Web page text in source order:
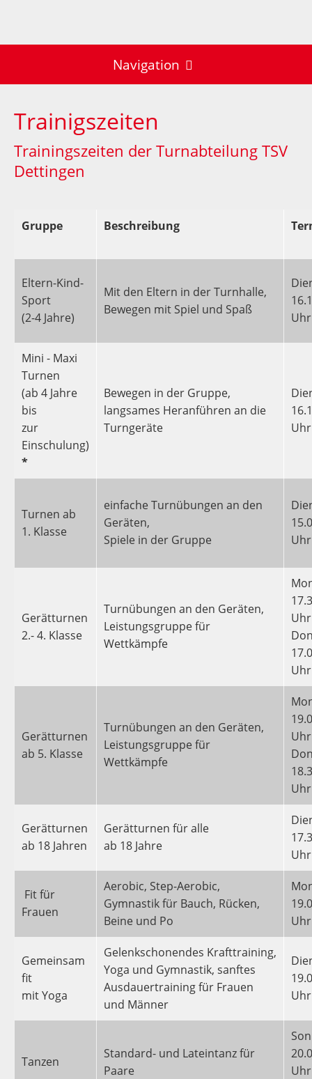
Navigation
Verein
Vorstand
Geschäftsstelle
Abteilungen
Turnen
Trainigszeiten
Sportkurse
Impressum
Trainigszeiten
Trainingszeiten der Turnabteilung TSV
Dettingen
Gruppe Beschreibung
Eltern-Kind-
Sport
(2-4 Jahre)
Mit den Eltern in der Turnhalle,
Bewegen mit Spiel und Spaß
Uhr
Mini - Maxi
Turnen
(ab 4 Jahre
bis
zur
Einschulung)
*
Bewegen in der Gruppe,
langsames Heranführen an die
Turngeräte
Uhr
Turnen ab
1. Klasse
einfache Turnübungen an den
Geräten,
Spiele in der Gruppe
Uhr
Gerätturnen
2.- 4. Klasse
Turnübungen an den Geräten,
Leistungsgruppe für
Wettkämpfe
Uhr
Uhr
Gerätturnen
ab 5. Klasse
Turnübungen an den Geräten,
Leistungsgruppe für
Wettkämpfe
Uhr
Uhr
Gerätturnen
ab 18 Jahren
Gerätturnen für alle
ab 18 Jahre
Uhr
Fit für
Frauen
Aerobic, Step-Aerobic,
Gymnastik für Bauch, Rücken,
Beine und Po
Uhr
Gemeinsam
fit
mit Yoga
Gelenkschonendes Krafttraining,
Yoga und Gymnastik, sanftes
Ausdauertraining für Frauen
und Männer
Uhr
Tanzen
Standard- und Lateintanz für
Paare
Uhr